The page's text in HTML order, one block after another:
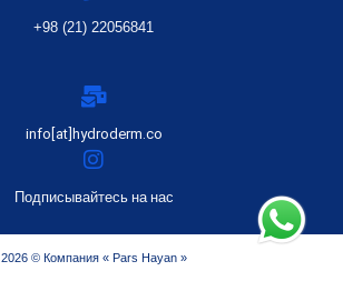
+98 (21) 22056841
info[at]hydroderm.co
Подписывайтесь на нас
2026 © Компания « Pars Hayan »